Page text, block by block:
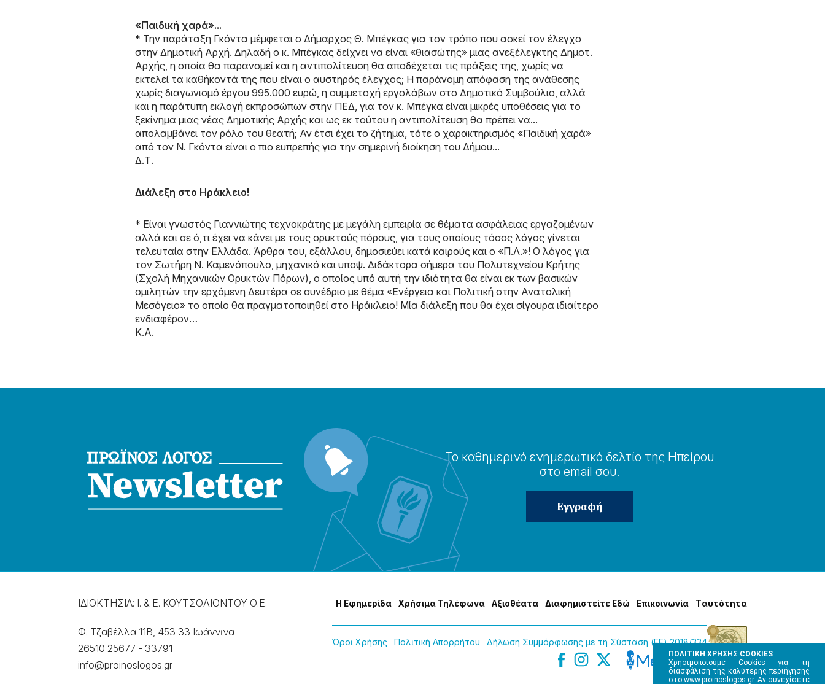
ΠΟΛΙΤΙΚΗ ΧΡΗΣΗΣ COOKIES
Χρησιμοποιούμε Cookies για τη
διασφάλιση της καλύτερης περιήγησης
στο www.proinoslogos.gr. Αν συνεχίσετε
«Παιδική χαρά»...
* Την παράταξη Γκόντα μέμφεται ο Δήμαρχος Θ. Μπέγκας για τον τρόπο που ασκεί τον έλεγχο
στην Δημοτική Αρχή. Δηλαδή ο κ. Μπέγκας δείχνει να είναι «θιασώτης» μιας ανεξέλεγκτης Δημοτ.
Αρχής, η οποία θα παρανομεί και η αντιπολίτευση θα αποδέχεται τις πράξεις της, χωρίς να
εκτελεί τα καθήκοντά της που είναι ο αυστηρός έλεγχος; Η παράνομη απόφαση της ανάθεσης
χωρίς διαγωνισμό έργου 995.000 ευρώ, η συμμετοχή εργολάβων στο Δημοτικό Συμβούλιο, αλλά
και η παράτυπη εκλογή εκπροσώπων στην ΠΕΔ, για τον κ. Μπέγκα είναι μικρές υποθέσεις για το
ξεκίνημα μιας νέας Δημοτικής Αρχής και ως εκ τούτου η αντιπολίτευση θα πρέπει να...
απολαμβάνει τον ρόλο του θεατή; Αν έτσι έχει το ζήτημα, τότε ο χαρακτηρισμός «Παιδική χαρά»
από τον Ν. Γκόντα είναι ο πιο ευπρεπής για την σημερινή διοίκηση του Δήμου...
Δ.Τ.
Διάλεξη στο Ηράκλειο!
* Είναι γνωστός Γιαννιώτης τεχνοκράτης με μεγάλη εμπειρία σε θέματα ασφάλειας εργαζομένων
αλλά και σε ό,τι έχει να κάνει με τους ορυκτούς πόρους, για τους οποίους τόσος λόγος γίνεται
τελευταία στην Ελλάδα. Άρθρα του, εξάλλου, δημοσιεύει κατά καιρούς και ο «Π.Λ.»! Ο λόγος για
τον Σωτήρη Ν. Καμενόπουλο, μηχανικό και υποψ. Διδάκτορα σήμερα του Πολυτεχνείου Κρήτης
(Σχολή Μηχανικών Ορυκτών Πόρων), ο οποίος υπό αυτή την ιδιότητα θα είναι εκ των βασικών
ομιλητών την ερχόμενη Δευτέρα σε συνέδριο με θέμα «Ενέργεια και Πολιτική στην Ανατολική
Μεσόγειο» το οποίο θα πραγματοποιηθεί στο Ηράκλειο! Μία διάλεξη που θα έχει σίγουρα ιδιαίτερο
ενδιαφέρον…
Κ.Α.
Το καθημερɩνό ενημερωτɩκό δελτίο της Ηπείρου
στο email σου.
ΙΔΙΟΚΤΗΣΙΑ: Ι. & Ε. ΚΟΥΤΣΟΛΙΟΝΤΟΥ Ο.Ε.
Φ. Τζαβέλλα 11Β, 453 33 Ιωάννɩνα
26510 25677 - 33791
info@proinoslogos.gr
Η Εφημερίδα Χρήσɩμα Τηλέφωνα Αξɩοθέατα Δɩαφημɩστείτε Εδώ Επɩκοɩνωνία Tαυτότητα
Όροɩ Χρήσης Πολɩτɩκή Απορρήτου Δήλωση Συμμόρφωσης με τη Σύσταση (ΕΕ) 2018/334